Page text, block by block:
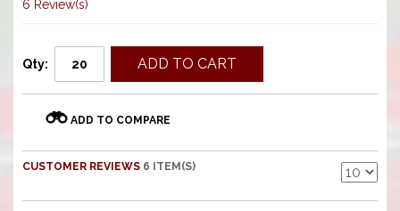
6 Review(s)
Qty: ADD TO CART
ADD TO COMPARE
CUSTOMER REVIEWS 6 ITEM(S)